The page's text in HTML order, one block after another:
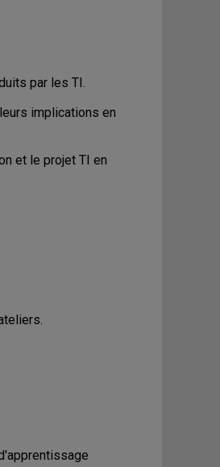
par les TI.
implications en
et le projet TI en